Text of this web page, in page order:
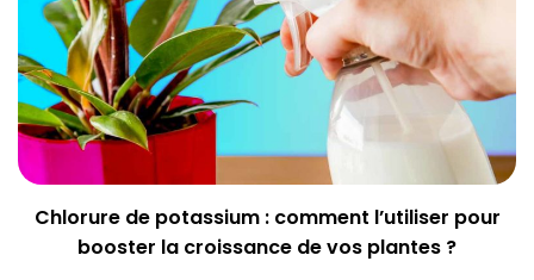
Chlorure de potassium : comment l’utiliser pour
booster la croissance de vos plantes ?